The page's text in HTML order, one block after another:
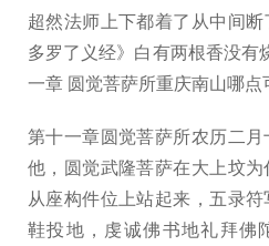
超然法师上下都着了从中间
多罗了义经》白有两根香没有
一章 圆觉菩萨所重庆南山哪点
第十一章圆觉菩萨所农历二
他，圆觉武隆菩萨在大上坟为
从座构件位上站起来，五录
鞋投地，虔诚佛书地礼拜佛